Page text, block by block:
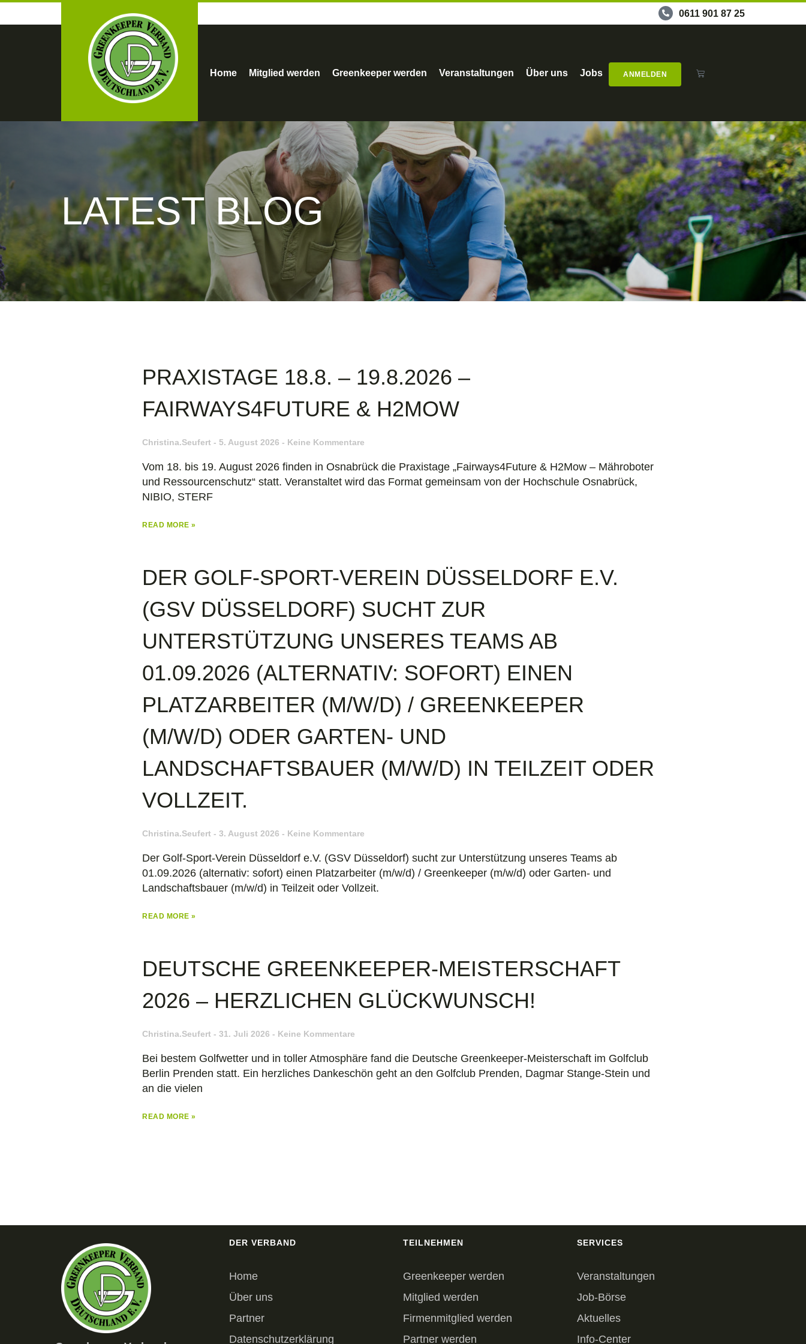
0611 901 87 25
Home Mitglied werden Greenkeeper werden Veranstaltungen Über uns Jobs ANMELDEN
LATEST BLOG
PRAXISTAGE 18.8. – 19.8.2026 –
FAIRWAYS4FUTURE & H2MOW
Christina.seufert 5. August 2026 Keine Kommentare
Vom 18. bis 19. August 2026 finden in Osnabrück die Praxistage „Fairways4Future & H2Mow – Mähroboter
und Ressourcenschutz“ statt. Veranstaltet wird das Format gemeinsam von der Hochschule Osnabrück,
NIBIO, STERF
READ MORE »
DER GOLF-SPORT-VEREIN DÜSSELDORF E.V.
(GSV DÜSSELDORF) SUCHT ZUR
UNTERSTÜTZUNG UNSERES TEAMS AB
01.09.2026 (ALTERNATIV: SOFORT) EINEN
PLATZARBEITER (M/W/D) / GREENKEEPER
(M/W/D) ODER GARTEN- UND
LANDSCHAFTSBAUER (M/W/D) IN TEILZEIT ODER
VOLLZEIT.
Christina.seufert 3. August 2026 Keine Kommentare
Der Golf-Sport-Verein Düsseldorf e.V. (GSV Düsseldorf) sucht zur Unterstützung unseres Teams ab
01.09.2026 (alternativ: sofort) einen Platzarbeiter (m/w/d) / Greenkeeper (m/w/d) oder Garten- und
Landschaftsbauer (m/w/d) in Teilzeit oder Vollzeit.
READ MORE »
DEUTSCHE GREENKEEPER-MEISTERSCHAFT
2026 – HERZLICHEN GLÜCKWUNSCH!
Christina.seufert 31. Juli 2026 Keine Kommentare
Bei bestem Golfwetter und in toller Atmosphäre fand die Deutsche Greenkeeper-Meisterschaft im Golfclub
Berlin Prenden statt. Ein herzliches Dankeschön geht an den Golfclub Prenden, Dagmar Stange-Stein und
an die vielen
READ MORE »
DER VERBAND
Home
Über uns
Partner
Datenschutzerklärung
TEILNEHMEN
Greenkeeper werden
Mitglied werden
Firmenmitglied werden
Partner werden
SERVICES
Veranstaltungen
Job-Börse
Aktuelles
Info-Center